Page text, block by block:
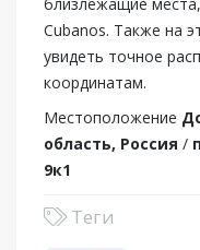
Cubanos. Также на
увидеть точное
координатам.
Местоположение
область, Россия /
9к1
Теги